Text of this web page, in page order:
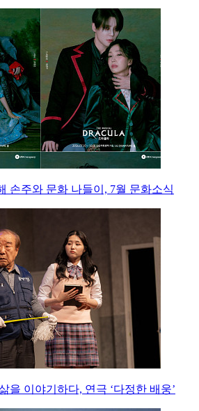
손주와 문화 나들이, 7월 문화소식
을 이야기하다, 연극 ‘다정한 배웅’